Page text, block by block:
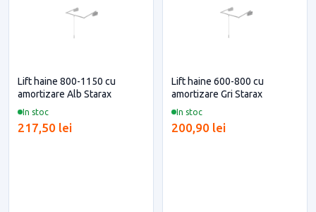
In stoc
Lift haine 800-1150 cu
amortizare Alb Starax
217,50 lei
In stoc
Lift haine 600-800 cu
amortizare Gri Starax
200,90 lei